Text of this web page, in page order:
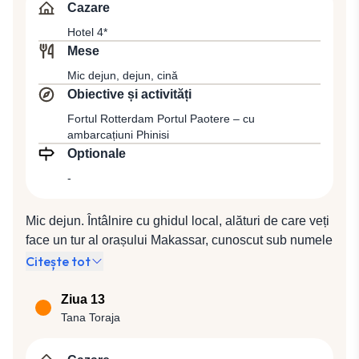
hotel 4*.
Cazare
Hotel 4*
Mese
Mic dejun, dejun, cină
Obiective și activități
Fortul Rotterdam Portul Paotere – cu
ambarcațiuni Phinisi
Optionale
-
Mic dejun. Întâlnire cu ghidul local, alături de care veți
face un tur al orașului Makassar, cunoscut sub numele
de Ujung Pandang, care va începe cu Fortul
conservate de arhitectură olandeză din Indonezia, cu
urme istorice datând din perioada regatului Gowa din
după care vă veți îndrepta spre Paotere, vechiul port
Citește tot
Ziua 13
Tana Toraja